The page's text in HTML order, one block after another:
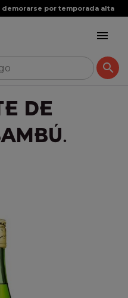
por temporada alta


DE